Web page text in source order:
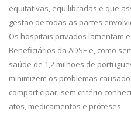
equitativas, equilibradas e que
gestão de todas as partes
Os hospitais privados lamentam
Beneficiários da ADSE e, como
saúde de 1,2 milhões de
minimizem os problemas
comparticipar, sem critério
atos, medicamentos e próteses.